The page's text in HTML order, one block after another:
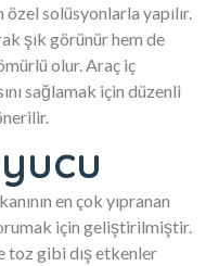
özel solüsyonlarla yapılır.
şık görünür hem de
olur. Araç iç
sağlamak için düzenli
en çok yıpranan
için geliştirilmiştir.
toz gibi dış etkenler